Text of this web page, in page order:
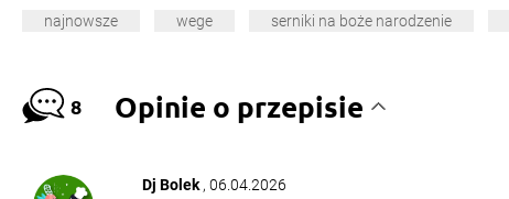
najnowsze
wege serniki na boże narodzenie
8 Opinie o przepisie
Dj Bolek, 06.04.2026